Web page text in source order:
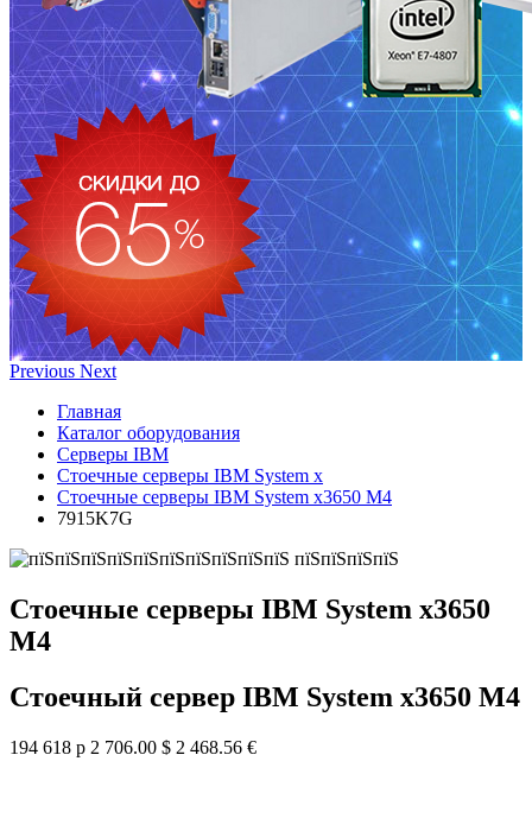
Previous Next
Главная
Каталог оборудования
Серверы IBM
Стоечные серверы IBM System x
Стоечные серверы IBM System x3650 M4
7915K7G
Стоечные серверы IBM System x3650
M4
Стоечный сервер IBM System x3650 M4
194 618 р 2 706.00 $ 2 468.56 €